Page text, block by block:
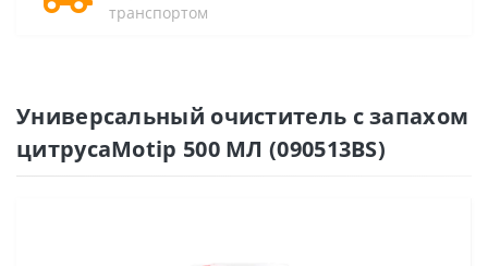
транспортом
Универсальный очиститель с запахом
цитрусаMotip 500 МЛ (090513BS)